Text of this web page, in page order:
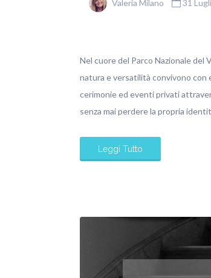
Valeria Milano 31
Nel cuore del Parco Nazionale del
natura e versatilità convivono con
cerimonie ed eventi privati
senza mai perdere la propria
Leggi Tutto